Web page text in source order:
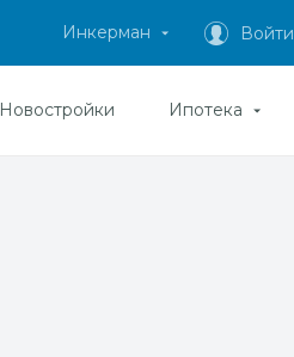
Инкерман Войти
Новостройки Ипотека